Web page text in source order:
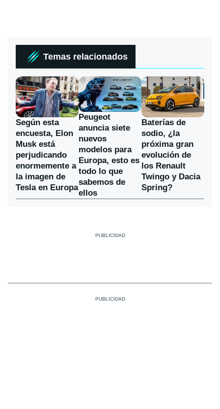
Temas relacionados
Según esta
encuesta, Elon
Musk está
perjudicando
enormemente a
la imagen de
Tesla en Europa
Peugeot
anuncia siete
nuevos
modelos para
Europa, esto es
todo lo que
sabemos de
ellos
Baterías de
sodio, ¿la
próxima gran
evolución de
los Renault
Twingo y Dacia
Spring?